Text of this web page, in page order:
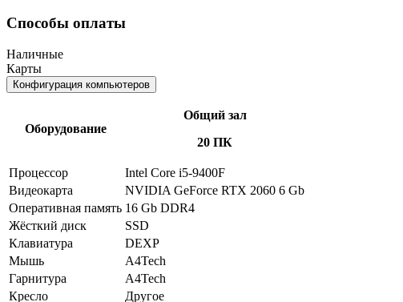
Способы оплаты
Наличные
Карты
Конфигурация компьютеров
Оборудование
Общий зал
20 ПК
Процессор
Intel Core i5-9400F
Видеокарта
NVIDIA GeForce RTX 2060 6 Gb
Оперативная память 16 Gb DDR4
Жёсткий диск
SSD
Клавиатура
DEXP
Мышь
A4Tech
Гарнитура
A4Tech
Кресло
Другое